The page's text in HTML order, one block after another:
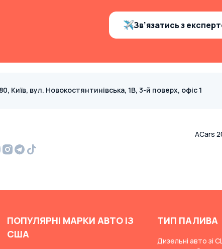
Зв’язатись з
Київ, вул. Новокостянтинівська, 1В, 3-й поверх, офіс 1
ACars
ПОПУЛЯРНІ МАРКИ АВТО ІЗ
США
ТИП ПАЛИВА
Дизельні авто зі